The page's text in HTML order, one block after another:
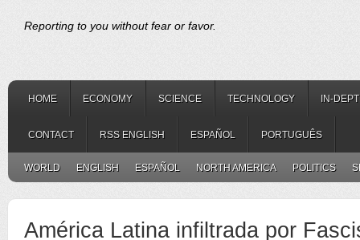
Reporting to you without fear or favor.
HOME ECONOMY SCIENCE TECHNOLOGY IN-
CONTACT RSS ENGLISH ESPAÑOL PORTUGUÊS
WORLD ENGLISH ESPAÑOL NORTH AMERICA POLITICS
América Latina infiltrada por